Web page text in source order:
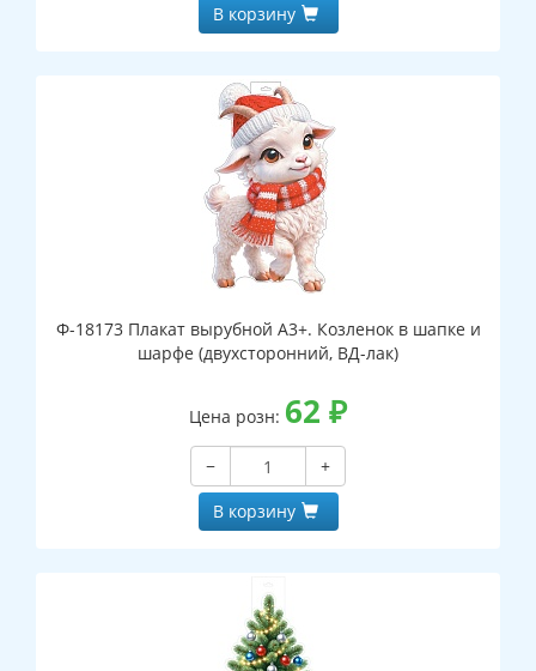
В корзину
Ф-18173 Плакат вырубной А3+. Козленок в шапке и
шарфе (двухсторонний, ВД-лак)
Цена розн: 62 ₽
−
+
В корзину